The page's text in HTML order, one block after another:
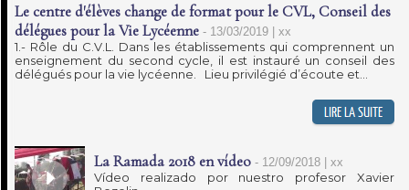
Le centre d'élèves change de format pour le CVL, Conseil des
délégues pour la Vie Lycéenne - 13/03/2019 | xx
1.- Rôle du C.V.L. Dans les établissements qui comprennent un
enseignement du second cycle, il est instauré un conseil des
délégués pour la vie lycéenne. Lieu privilégié d’écoute et...
La Ramada 2018 en vídeo - 12/09/2018 | xx
Vídeo realizado por nuestro profesor Xavier